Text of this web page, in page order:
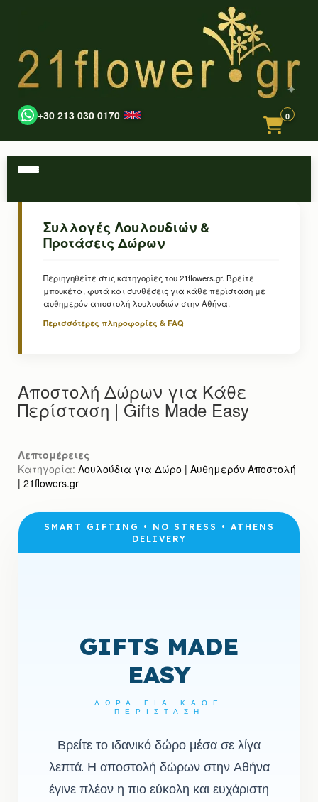
+30 213 030 0170 0
Συλλογές Λουλουδιών &
Προτάσεις Δώρων
Περιηγηθείτε στις κατηγορίες του 21flowers.gr. Βρείτε
μπουκέτα, φυτά και συνθέσεις για κάθε περίσταση με
αυθημερόν αποστολή λουλουδιών στην Αθήνα.
Περισσότερες πληροφορίες & FAQ
Αποστολή Δώρων για Κάθε
Περίσταση | Gifts Made Easy
Λεπτομέρειες
Κατηγορία: Λουλούδια για Δώρο | Αυθημερόν Αποστολή
| 21flowers.gr
SMART GIFTING • NO STRESS • ATHENS
DELIVERY
GIFTS MADE
EASY
ΔΏΡΑ ΓΙΑ ΚΆΘΕ
ΠΕΡΊΣΤΑΣΗ
Βρείτε το ιδανικό δώρο μέσα σε λίγα
λεπτά. Η αποστολή δώρων στην Αθήνα
έγινε πλέον η πιο εύκολη και ευχάριστη